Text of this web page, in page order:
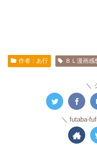
作者：あ行 ＢＬ漫画感
futaba-